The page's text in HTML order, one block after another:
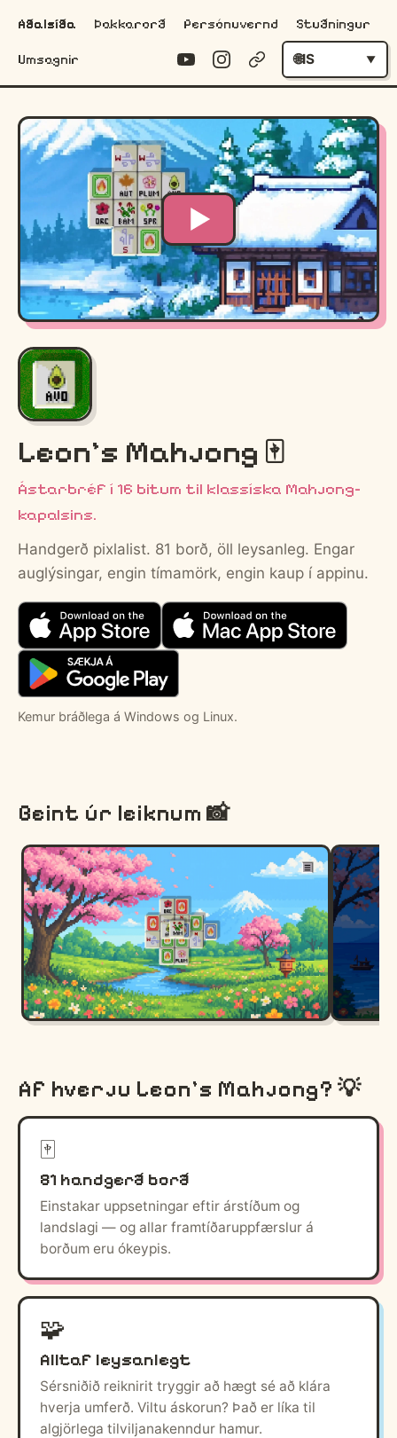
Aðalsíða Þakkarorð Persónuvernd Stuðningur
Umsagnir IS
Leon's Mahjong 🀄️
Ástarbréf í 16 bitum til klassíska Mahjong-
kapalsins.
Handgerð pixlalist. 81 borð, öll leysanleg. Engar
auglýsingar, engin tímamörk, engin kaup í appinu.
Kemur bráðlega á Windows og Linux.
Beint úr leiknum 📸
Af hverju Leon's Mahjong? 💡
🀄
81 handgerð borð
Einstakar uppsetningar eftir árstíðum og
landslagi — og allar framtíðaruppfærslur á
borðum eru ókeypis.
🧩
Alltaf leysanlegt
Sérsniðið reiknirit tryggir að hægt sé að klára
hverja umferð. Viltu áskorun? Það er líka til
algjörlega tilviljanakenndur hamur.